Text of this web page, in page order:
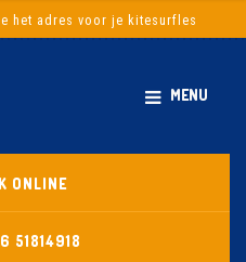
het adres voor je kitesurfles
MENU
ONLINE
51814918